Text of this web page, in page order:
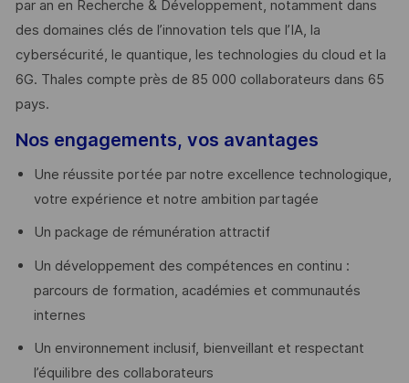
par an en Recherche & Développement, notamment dans
des domaines clés de l’innovation tels que l’IA, la
cybersécurité, le quantique, les technologies du cloud et la
6G. Thales compte près de 85 000 collaborateurs dans 65
pays. ​
Nos engagements, vos avantages
Une réussite portée par notre excellence technologique,
votre expérience et notre ambition partagée
Un package de rémunération attractif
Un développement des compétences en continu :
parcours de formation, académies et communautés
internes
Un environnement inclusif, bienveillant et respectant
l’équilibre des collaborateurs